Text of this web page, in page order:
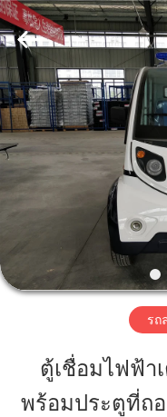
บ้าน
สินค้า
วิดีโอ
เรา
Vehicle
Co,Ltd.
All
Rights
Reserved.
Developed
by
ECER
รถ
ตู้เชื่อมไฟฟ้า
พร้อมประตูที่ถ